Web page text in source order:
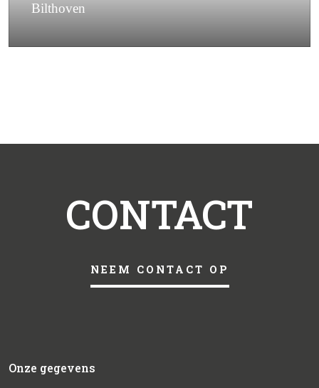
Bilthoven
CONTACT
NEEM CONTACT OP
Onze gegevens